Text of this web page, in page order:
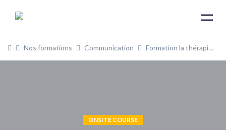
Nos formations Communication Formation la thérapie familiale systémique et la communication bienveillante
ONSITE COURSE